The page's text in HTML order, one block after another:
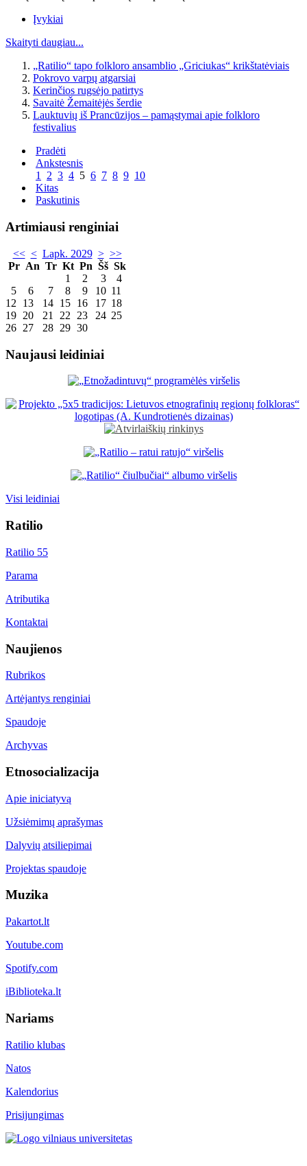
Įvykiai
Skaityti daugiau...
„Ratilio“ tapo folkloro ansamblio „Griciukas“ krikštatėviais
Pokrovo varpų atgarsiai
Kerinčios rugsėjo patirtys
Savaitė Žemaitėjės šerdie
Lauktuvių iš Prancūzijos – pamąstymai apie folkloro
festivalius
Pradėti
Ankstesnis
1 2 3 4 5 6 7 8 9 10
Kitas
Paskutinis
Artimiausi renginiai
<< < Lapk. 2029 > >>
Pr An Tr Kt Pn Šš Sk
1
2 3
4
5
6 7 8 9 10 11
12
13 14 15 16 17 18
19 20 21 22 23 24 25
26 27 28 29 30
Naujausi leidiniai
Visi leidiniai
Ratilio
Ratilio 55
Parama
Atributika
Kontaktai
Naujienos
Rubrikos
Artėjantys renginiai
Spaudoje
Archyvas
Etnosocializacija
Apie iniciatyvą
Užsiėmimų aprašymas
Dalyvių atsiliepimai
Projektas spaudoje
Muzika
Pakartot.lt
Youtube.com
Spotify.com
iBiblioteka.lt
Nariams
Ratilio klubas
Natos
Kalendorius
Prisijungimas